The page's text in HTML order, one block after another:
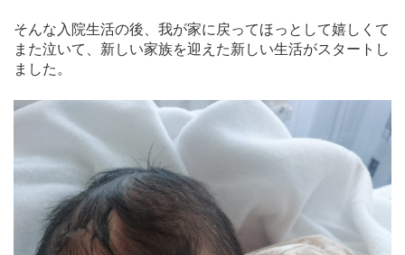
そんな入院生活の後、我が家に戻ってほっとして嬉しくて
また泣いて、新しい家族を迎えた新しい生活がスタートし
ました。